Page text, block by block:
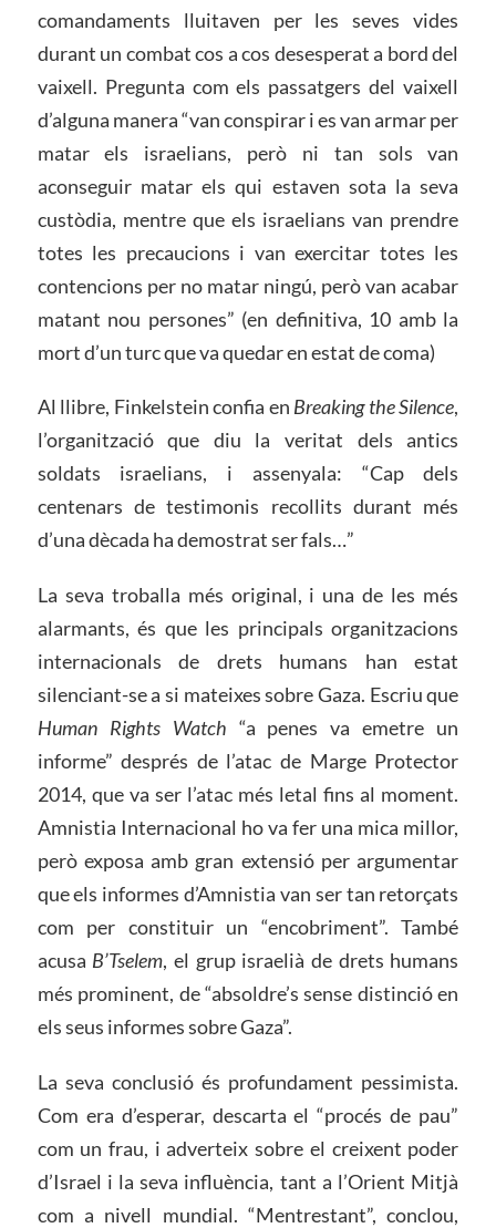
comandaments lluitaven per les seves vides
durant un combat cos a cos desesperat a bord del
vaixell. Pregunta com els passatgers del vaixell
d’alguna manera “van conspirar i es van armar per
matar els israelians, però ni tan sols van
aconseguir matar els qui estaven sota la seva
custòdia, mentre que els israelians van prendre
totes les precaucions i van exercitar totes les
contencions per no matar ningú, però van acabar
matant nou persones” (en definitiva, 10 amb la
mort d’un turc que va quedar en estat de coma)
Al llibre, Finkelstein confia en Breaking the Silence,
l’organització que diu la veritat dels antics
soldats israelians, i assenyala: “Cap dels
centenars de testimonis recollits durant més
d’una dècada ha demostrat ser fals…”
La seva troballa més original, i una de les més
alarmants, és que les principals organitzacions
internacionals de drets humans han estat
silenciant-se a si mateixes sobre Gaza. Escriu que
Human Rights Watch “a penes va emetre un
informe” després de l’atac de Marge Protector
2014, que va ser l’atac més letal fins al moment.
Amnistia Internacional ho va fer una mica millor,
però exposa amb gran extensió per argumentar
que els informes d’Amnistia van ser tan retorçats
com per constituir un “encobriment”. També
acusa B’Tselem, el grup israelià de drets humans
més prominent, de “absoldre’s sense distinció en
els seus informes sobre Gaza”.
La seva conclusió és profundament pessimista.
Com era d’esperar, descarta el “procés de pau”
com un frau, i adverteix sobre el creixent poder
d’Israel i la seva influència, tant a l’Orient Mitjà
com a nivell mundial. “Mentrestant”, conclou,